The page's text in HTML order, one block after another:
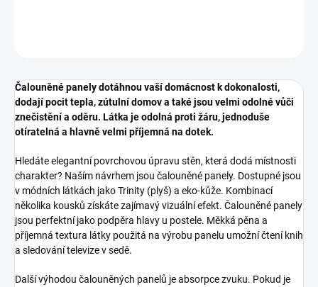
Čalouněné panely dotáhnou vaší domácnost k dokonalosti,
dodají pocit tepla, zútulní domov a také jsou velmi odolné vůči
znečistění a oděru. Látka je odolná proti žáru, jednoduše
otíratelná a hlavně velmi příjemná na dotek.
Hledáte elegantní povrchovou úpravu stěn, která dodá místnosti
charakter? Naším návrhem jsou čalouněné panely. Dostupné jsou
v módních látkách jako Trinity (plyš) a eko-kůže. Kombinací
několika kousků získáte zajímavý vizuální efekt. Čalouněné panely
jsou perfektní jako podpěra hlavy u postele. Měkká pěna a
příjemná textura látky použitá na výrobu panelu umožní čtení knih
a sledování televize v sedě.
Další výhodou čalouněných panelů je absorpce zvuku. Pokud je